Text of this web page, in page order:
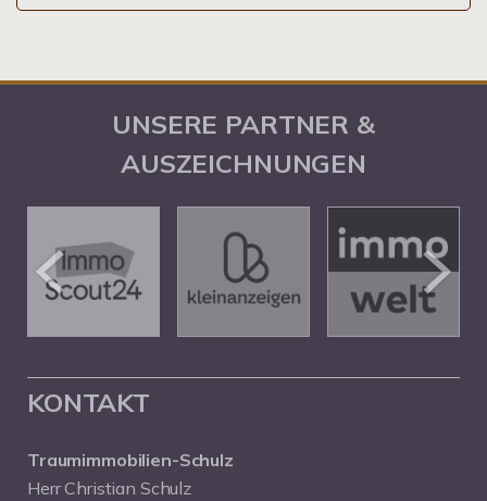
UNSERE PARTNER &
AUSZEICHNUNGEN
KONTAKT
Traumimmobilien-Schulz
Herr Christian Schulz